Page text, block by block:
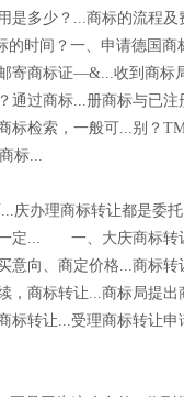
是多少？...商标的流程
的时间？一、申请德国商
寄商标证—&...收到商标
通过商标...册商标与已
标检索，一般可...别？
标...
...庆办理商标转让都是委
定... 一、大庆商标转
意向、商定价格...商标
，商标转让...商标局提出
标转让...受理商标转让申